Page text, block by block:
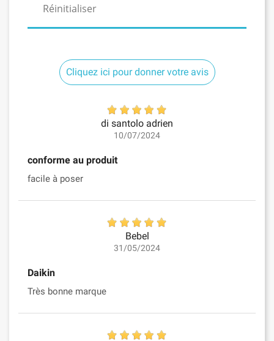
Réinitialiser
Cliquez ici pour donner votre avis
di santolo adrien
10/07/2024
conforme au produit
facile à poser
Bebel
31/05/2024
Daikin
Très bonne marque